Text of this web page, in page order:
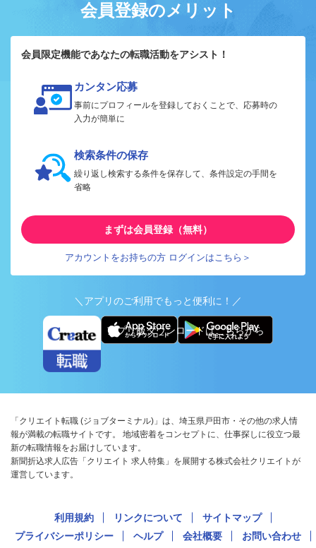
会員登録のメリット
会員限定機能であなたの転職活動をアシスト！
カンタン応募
事前にプロフィールを登録しておくことで、応募時の
入力が簡単に
検索条件の保存
繰り返し検索する条件を保存して、条件設定の手間を
省略
まずは会員登録（無料）
アカウントをお持ちの方 ログインはこちら＞
＼アプリのご利用でもっと便利に！／
アプリ版ダウンロードはこちらから
「クリエイト転職 (ジョブターミナル)」は、埼玉県戸田市・その他の求人情
報が満載の転職サイトです。 地域密着をコンセプトに、仕事探しに役立つ最
新の転職情報をお届けしています。
新聞折込求人広告「クリエイト 求人特集」を展開する株式会社クリエイトが
運営しています。
利用規約 リンクについて
サイトマップ
プライバシーポリシー
ヘルプ 会社概要 お問い合わせ